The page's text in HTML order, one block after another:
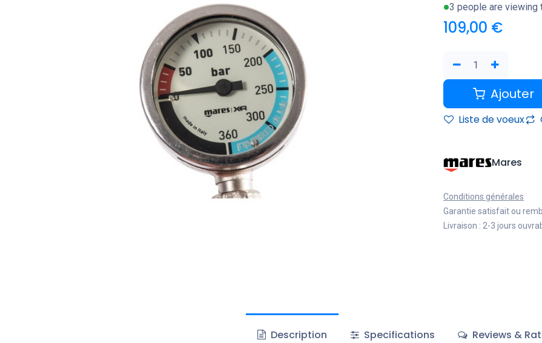
3 people are viewing
109,00 €
Ajouter
Liste de voeux
Mares
Conditions générales
Garantie satisfait ou
Livraison : 2-3 jours
Description Specifications Reviews &